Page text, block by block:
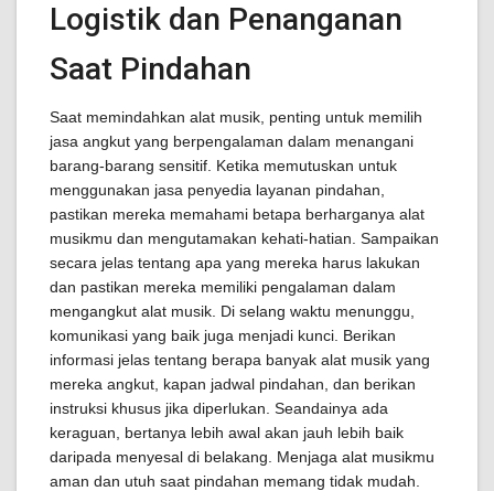
Logistik dan Penanganan
Saat Pindahan
Saat memindahkan alat musik, penting untuk memilih
jasa angkut yang berpengalaman dalam menangani
barang-barang sensitif. Ketika memutuskan untuk
menggunakan jasa penyedia layanan pindahan,
pastikan mereka memahami betapa berharganya alat
musikmu dan mengutamakan kehati-hatian. Sampaikan
secara jelas tentang apa yang mereka harus lakukan
dan pastikan mereka memiliki pengalaman dalam
mengangkut alat musik. Di selang waktu menunggu,
komunikasi yang baik juga menjadi kunci. Berikan
informasi jelas tentang berapa banyak alat musik yang
mereka angkut, kapan jadwal pindahan, dan berikan
instruksi khusus jika diperlukan. Seandainya ada
keraguan, bertanya lebih awal akan jauh lebih baik
daripada menyesal di belakang. Menjaga alat musikmu
aman dan utuh saat pindahan memang tidak mudah.